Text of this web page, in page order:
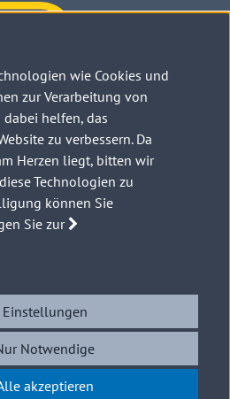
wie Cookies und
zur Verarbeitung von
helfen, das
zu verbessern. Da
Herzen liegt, bitten wir
Technologien zu
können Sie
Sie zur
Einstellungen
Notwendige
akzeptieren
uns →
Vorsorgekasse AG, 2026
Barrierefreiheit
FAQs Kontakt Suche